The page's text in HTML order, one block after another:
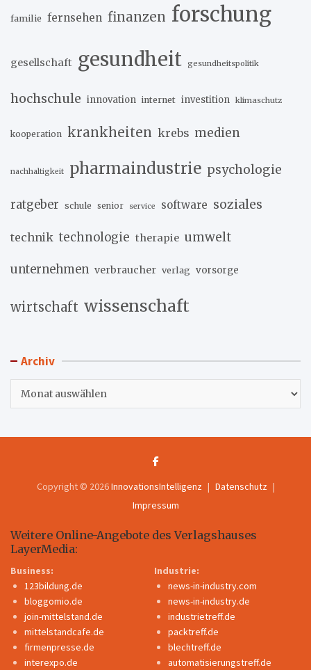
familie fernsehen finanzen forschung
gesellschaft gesundheit gesundheitspolitik
hochschule innovation internet investition klimaschutz
kooperation krankheiten krebs medien
nachhaltigkeit pharmaindustrie psychologie
ratgeber schule senior service software soziales
technik technologie therapie umwelt
unternehmen verbraucher verlag vorsorge
wirtschaft wissenschaft
Archiv
Copyright © 2026InnovationsIntelligenz
Datenschutz
Impressum
Weitere Online-Angebote des Verlagshauses
LayerMedia:
Business:
123bildung.de
bloggomio.de
join-mittelstand.de
mittelstandcafe.de
firmenpresse.de
interexpo.de
Industrie:
news-in-industry.com
news-in-industry.de
industrietreff.de
packtreff.de
blechtreff.de
automatisierungstreff.de